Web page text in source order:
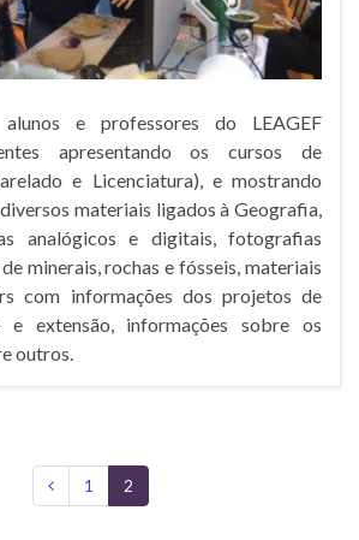
e professores do LEAGEF
apresentando os cursos de
e Licenciatura), e mostrando
materiais ligados à Geografia,
analógicos e digitais, fotografias
minerais, rochas e fósseis, materiais
com informações dos projetos de
e extensão, informações sobre os
outros.
1 2